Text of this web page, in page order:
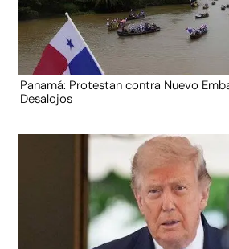
Panamá: Protestan contra Nuevo
Desalojos